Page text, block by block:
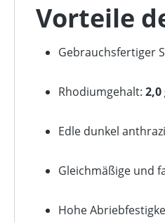
Vorteile
Gebrauchsfertiger
Rhodiumgehalt: 2,0
Edle dunkel
Gleichmäßige und
Hohe